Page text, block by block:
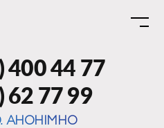
400 44 77
62 77 99
АНОНІМНО